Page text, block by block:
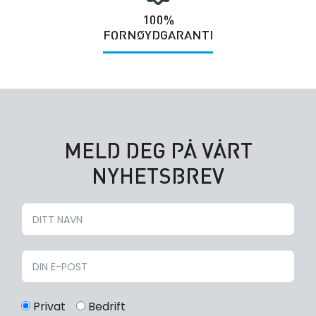
100%
FORNØYDGARANTI
MELD DEG PÅ VÅRT
NYHETSBREV
Privat Bedrift